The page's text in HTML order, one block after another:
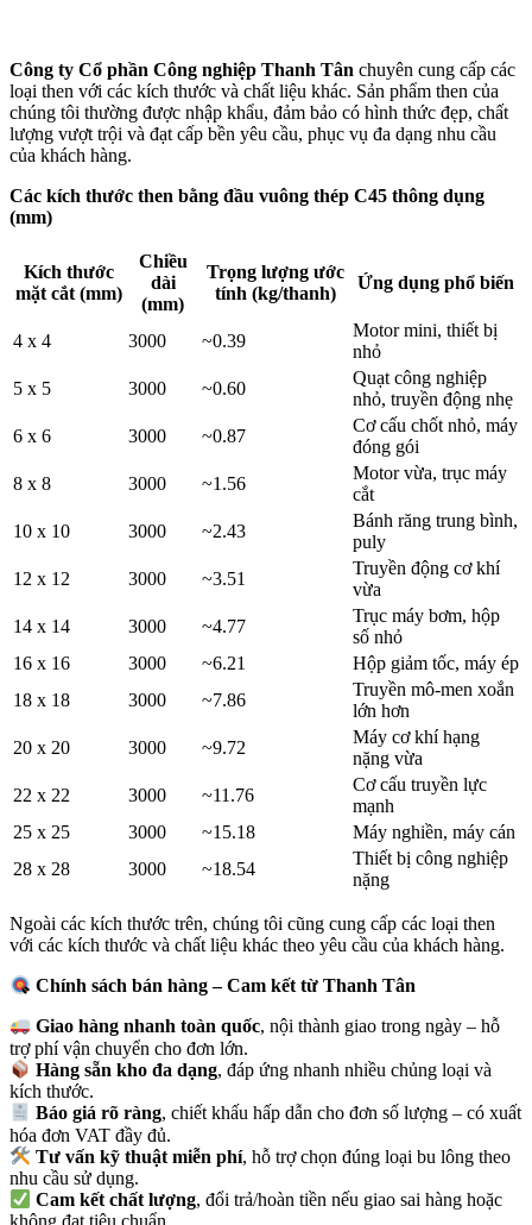
Công ty Cổ phần Công nghiệp Thanh Tân chuyên cung cấp các
loại then với các kích thước và chất liệu khác. Sản phẩm then của
chúng tôi thường được nhập khẩu, đảm bảo có hình thức đẹp, chất
lượng vượt trội và đạt cấp bền yêu cầu, phục vụ đa dạng nhu cầu
của khách hàng.
Các kích thước then bằng đầu vuông thép C45 thông dụng
(mm)
Kích thước
mặt cắt (mm)
Chiều
dài
(mm)
Trọng lượng ước
tính (kg/thanh)
Ứng dụng phổ biến
4 x 4 3000 ~0.39
Motor mini, thiết bị
nhỏ
5 x 5
3000 ~0.60
Quạt công nghiệp
nhỏ, truyền động nhẹ
6 x 6
3000 ~0.87
Cơ cấu chốt nhỏ, máy
đóng gói
8 x 8
3000 ~1.56
Motor vừa, trục máy
cắt
10 x 10
3000 ~2.43
Bánh răng trung bình,
puly
12 x 12
3000 ~3.51
Truyền động cơ khí
vừa
14 x 14
3000 ~4.77
Trục máy bơm, hộp
số nhỏ
16 x 16
3000 ~6.21
Hộp giảm tốc, máy ép
18 x 18
3000 ~7.86
Truyền mô-men xoắn
lớn hơn
20 x 20
3000 ~9.72
Máy cơ khí hạng
nặng vừa
22 x 22
3000 ~11.76
Cơ cấu truyền lực
mạnh
25 x 25
3000 ~15.18
Máy nghiền, máy cán
28 x 28
3000 ~18.54
Thiết bị công nghiệp
nặng
Ngoài các kích thước trên, chúng tôi cũng cung cấp các loại then
với các kích thước và chất liệu khác theo yêu cầu của khách hàng.
Chính sách bán hàng – Cam kết từ Thanh Tân
Giao hàng nhanh toàn quốc, nội thành giao trong ngày – hỗ
trợ phí vận chuyển cho đơn lớn.
Hàng sẵn kho đa dạng, đáp ứng nhanh nhiều chủng loại và
kích thước.
Báo giá rõ ràng, chiết khấu hấp dẫn cho đơn số lượng – có xuất
hóa đơn VAT đầy đủ.
Tư vấn kỹ thuật miễn phí, hỗ trợ chọn đúng loại bu lông theo
nhu cầu sử dụng.
Cam kết chất lượng, đổi trả/hoàn tiền nếu giao sai hàng hoặc